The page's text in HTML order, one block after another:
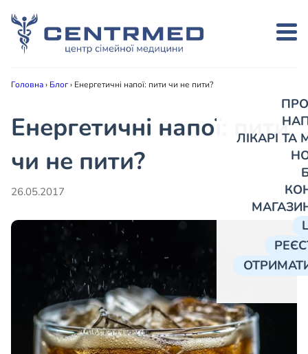
ЛІКАРІ
Головна› Блог› Енергетичні напої: пити чи не пити?
Енергетичні напої: пити
чи не пити?
26.05.2017